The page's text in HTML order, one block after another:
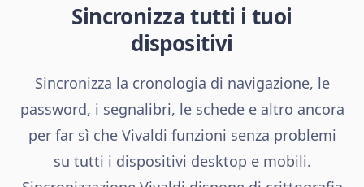
Sincronizza tutti i tuoi
dispositivi
Sincronizza la cronologia di navigazione, le
password, i segnalibri, le schede e altro ancora
per far sì che Vivaldi funzioni senza problemi
su tutti i dispositivi desktop e mobili.